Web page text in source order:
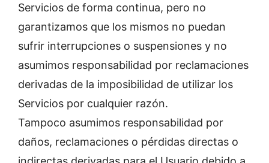
Servicios de forma continua, pero no
garantizamos que los mismos no puedan
sufrir interrupciones o suspensiones y no
asumimos responsabilidad por reclamaciones
derivadas de la imposibilidad de utilizar los
Servicios por cualquier razón.
Tampoco asumimos responsabilidad por
daños, reclamaciones o pérdidas directas o